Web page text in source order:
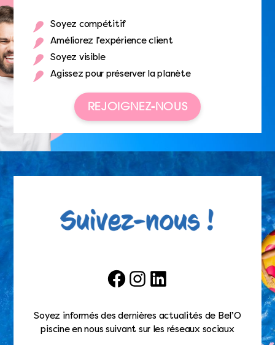
Soyez compétitif
Améliorez l’expérience client
Soyez visible
Agissez pour préserver la planète
REJOIGNEZ-NOUS
FacebookInstagramLinkedIn
Soyez informés des dernières actualités de Bel’O
piscine en nous suivant sur les réseaux sociaux